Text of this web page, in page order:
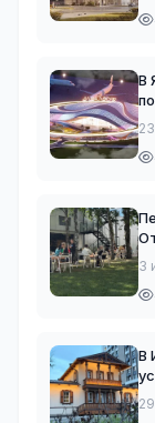
В
guide
3
В